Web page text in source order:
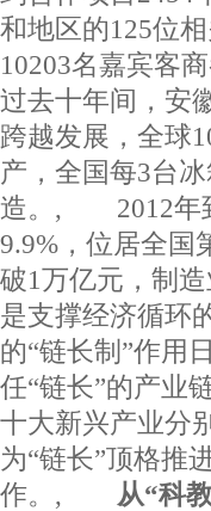
和地区的125位
10203名嘉宾
过去十年间，安
跨越发展，全球
产，全国每3台
造。, 2012年到
9.9%，位居全国
破1万亿元，制
是支撑经济循环
的“链长制”作用
任“链长”的产业
十大新兴产业分
为“链长”顶格推
作。, 从“科